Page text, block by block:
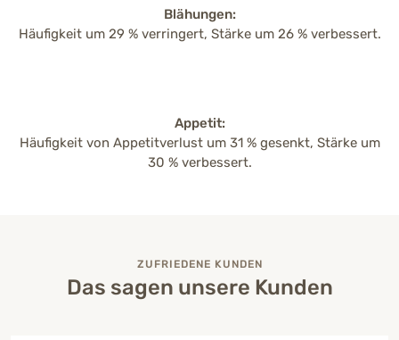
Blähungen:
Häufigkeit um 29 % verringert, Stärke um 26 % verbessert.
Appetit:
Häufigkeit von Appetitverlust um 31 % gesenkt, Stärke um
30 % verbessert.
ZUFRIEDENE KUNDEN
Das sagen unsere Kunden